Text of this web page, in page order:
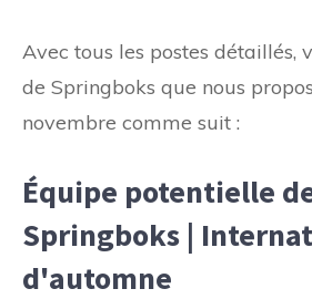
Avec tous les postes détaillés,
de Springboks que nous
novembre comme suit :
Équipe potentielle
Springboks |
d'automne